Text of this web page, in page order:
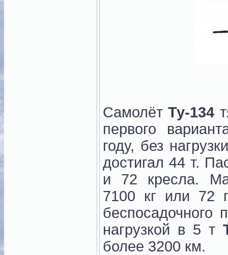
СамолётТу-134
первого
году, без
достигал 44 т.
и 72 кресла.
7100 кг или 72
беспосадочного
нагрузкой в 5 т
более 3200 км.